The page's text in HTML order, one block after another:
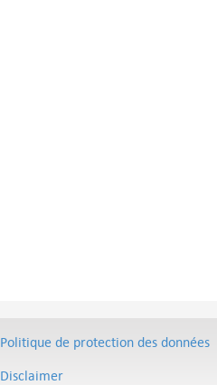
Politique de protection des données
Disclaimer